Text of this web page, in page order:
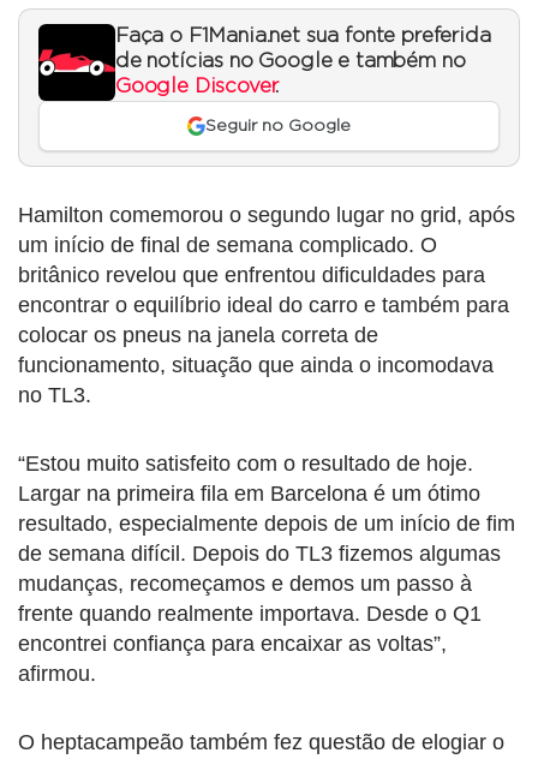
Faça o F1Mania.net sua fonte preferida
de notícias no Google e também no
Google Discover.
Seguir no Google
Hamilton comemorou o segundo lugar no grid, após
um início de final de semana complicado. O
britânico revelou que enfrentou dificuldades para
encontrar o equilíbrio ideal do carro e também para
colocar os pneus na janela correta de
funcionamento, situação que ainda o incomodava
no TL3.
“Estou muito satisfeito com o resultado de hoje.
Largar na primeira fila em Barcelona é um ótimo
resultado, especialmente depois de um início de fim
de semana difícil. Depois do TL3 fizemos algumas
mudanças, recomeçamos e demos um passo à
frente quando realmente importava. Desde o Q1
encontrei confiança para encaixar as voltas”,
afirmou.
O heptacampeão também fez questão de elogiar o